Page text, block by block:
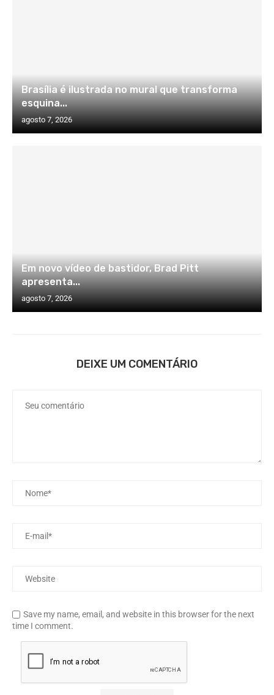
Brasília é ilustrada no mural que transforma
esquina...
agosto 7, 2026
Em novo vídeo de bastidor, Brad Pitt
apresenta...
agosto 7, 2026
DEIXE UM COMENTÁRIO
Save my name, email, and website in this browser for the next
time I comment.